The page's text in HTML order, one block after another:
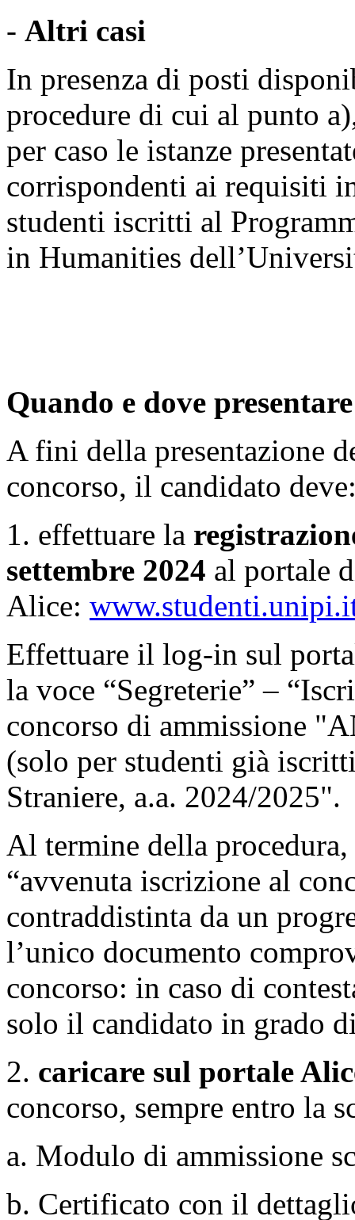
- Altri casi
In presenza di posti
procedure di cui al punto
per caso le istanze
corrispondenti ai requisiti
studenti iscritti al
in Humanities
Quando e dove
A fini della presentazione
concorso, il candidato
1. effettuare la
settembre 2024 al portale
Alice:
Effettuare il log-in sul
la voce “Segreterie” –
concorso di ammissione
(solo per studenti già
Straniere, a.a. 2024/2025".
Al termine della
“avvenuta iscrizione al
contraddistinta da un
l’unico documento
concorso: in caso di
solo il candidato in grado
2. caricare sul portale
concorso, sempre entro la
a. Modulo di ammissione
b. Certificato con il